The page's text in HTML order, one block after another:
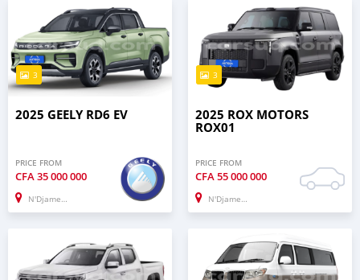
3
2025 GEELY RD6 EV
PRICE FROM
CFA35 000 000
N'Djamena
3
2025 ROX MOTORS
ROX01
PRICE FROM
CFA55 000 000
N'Djamena